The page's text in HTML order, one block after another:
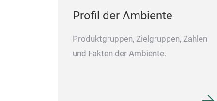
Profil der Ambiente
Produktgruppen, Zielgruppen, Zahlen
und Fakten der Ambiente.